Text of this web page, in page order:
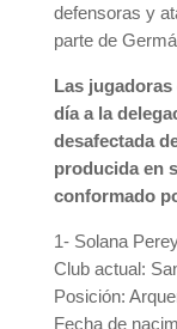
defensoras y
parte de
Las
día a la
desafectada
producida en
conformado
1- Solana
Club actual:
Posición:
Fecha de